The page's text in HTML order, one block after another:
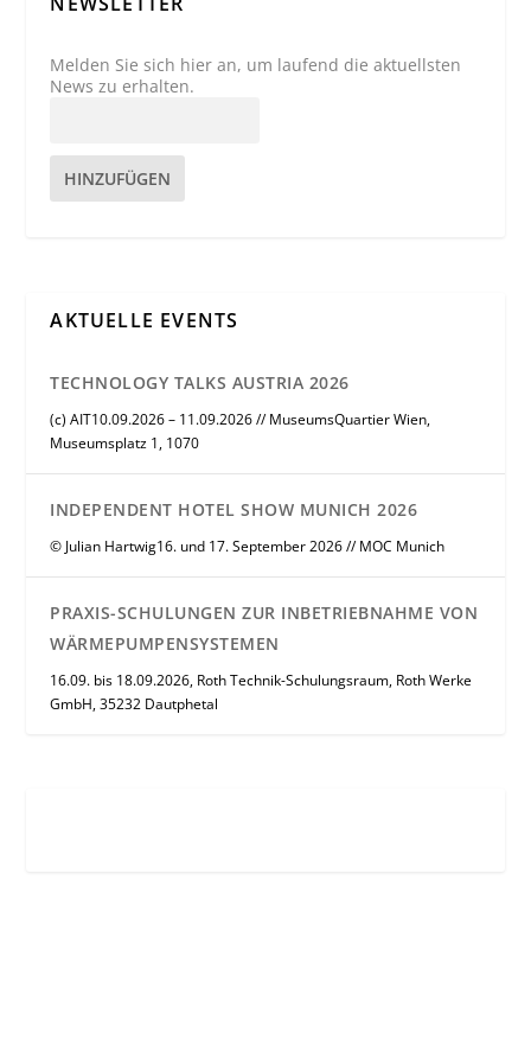
Melden Sie sich hier an, um laufend die aktuellsten
News zu erhalten.
HINZUFÜGEN
AKTUELLE EVENTS
TECHNOLOGY TALKS AUSTRIA 2026
(c) AIT10.09.2026 – 11.09.2026 // MuseumsQuartier Wien,
Museumsplatz 1, 1070
INDEPENDENT HOTEL SHOW MUNICH 2026
© Julian Hartwig16. und 17. September 2026 // MOC Munich
PRAXIS-SCHULUNGEN ZUR INBETRIEBNAHME VON
WÄRMEPUMPENSYSTEMEN
16.09. bis 18.09.2026, Roth Technik-Schulungsraum, Roth Werke
GmbH, 35232 Dautphetal